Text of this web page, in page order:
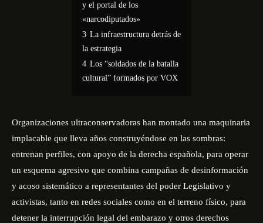
y el portal de los
«narcodiputados»
3 La infraestructura detrás de
la estrategia
4 Los “soldados de la batalla
cultural” formados por VOX
Organizaciones ultraconservadoras han montado una maquinaria
implacable que lleva años construyéndose en las sombras:
entrenan perfiles, con apoyo de la derecha española, para operar
un esquema agresivo que combina campañas de desinformación
y acoso sistemático a representantes del poder Legislativo y
activistas, tanto en redes sociales como en el terreno físico, para
detener la interrupción legal del embarazo y otros derechos